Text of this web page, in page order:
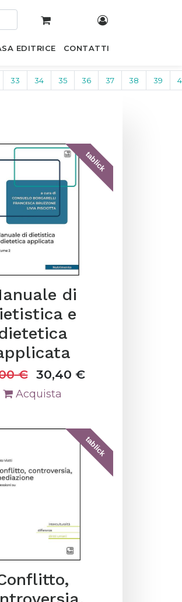
EDITRICE CONTATTI
33 34 35 36 37 38 39
tablick
di
e
€ 30,40 €
Acquista
tablick